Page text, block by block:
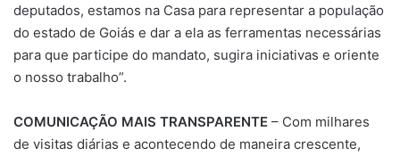
deputados, estamos na Casa para representar a população
do estado de Goiás e dar a ela as ferramentas necessárias
para que participe do mandato, sugira iniciativas e oriente
o nosso trabalho”.
COMUNICAÇÃO MAIS TRANSPARENTE – Com milhares
de visitas diárias e acontecendo de maneira crescente,